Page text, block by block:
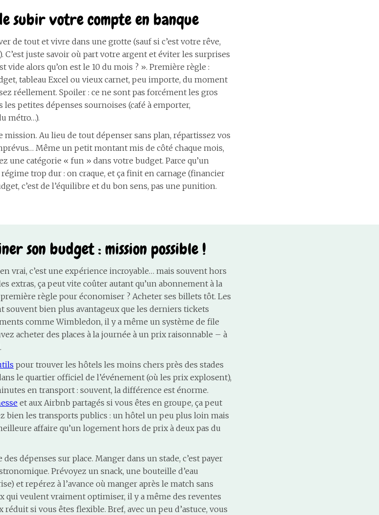
subir votre compte en banque
de tout et vivre dans une grotte (sauf si c’est votre rêve,
C’est juste savoir où part votre argent et éviter les surprises
alors qu’on est le 10 du mois ? ». Première règle :
tableau Excel ou vieux carnet, peu importe, du moment
réellement. Spoiler : ce ne sont pas forcément les gros
petites dépenses sournoises (café à emporter,
métro…).
Au lieu de tout dépenser sans plan, répartissez vos
Même un petit montant mis de côté chaque mois,
une catégorie « fun » dans votre budget. Parce qu’un
trop dur : on craque, et ça finit en carnage (financier
c’est de l’équilibre et du bon sens, pas une punition.
son budget : mission possible !
vrai, c’est une expérience incroyable… mais souvent hors
extras, ça peut vite coûter autant qu’un abonnement à la
règle pour économiser ? Acheter ses billets tôt. Les
souvent bien plus avantageux que les derniers tickets
comme Wimbledon, il y a même un système de file
acheter des places à la journée à un prix raisonnable – à
pour trouver les hôtels les moins chers près des stades
le quartier officiel de l’événement (où les prix explosent),
en transport : souvent, la différence est énorme.
et aux Airbnb partagés si vous êtes en groupe, ça peut
bien les transports publics : un hôtel un peu plus loin mais
affaire qu’un logement hors de prix à deux pas du
dépenses sur place. Manger dans un stade, c’est payer
Prévoyez un snack, une bouteille d’eau
et repérez à l’avance où manger après le match sans
qui veulent vraiment optimiser, il y a même des reventes
si vous êtes flexible. Bref, avec un peu d’astuce, vous